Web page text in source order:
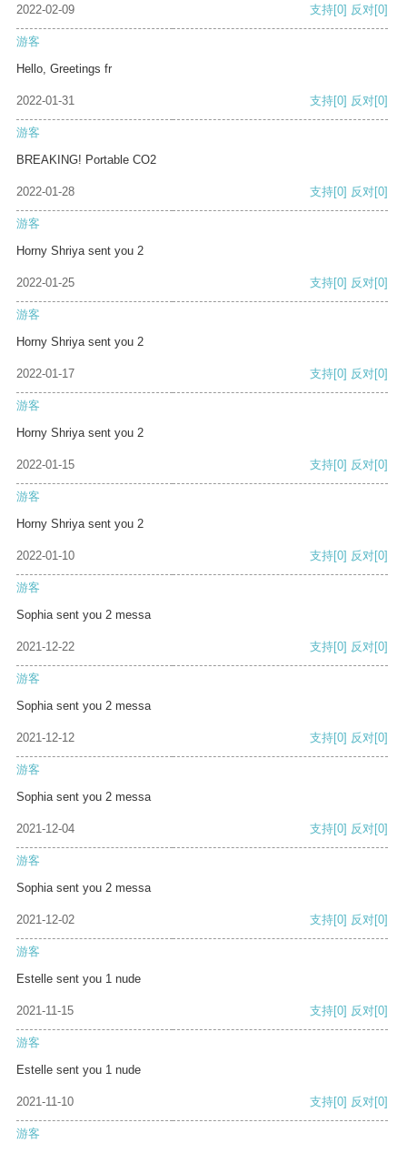
2022-02-09 支持[0] 反对[0]
游客
Hello, Greetings fr
2022-01-31 支持[0] 反对[0]
游客
BREAKING! Portable CO2
2022-01-28 支持[0] 反对[0]
游客
Horny Shriya sent you 2
2022-01-25 支持[0] 反对[0]
游客
Horny Shriya sent you 2
2022-01-17 支持[0] 反对[0]
游客
Horny Shriya sent you 2
2022-01-15 支持[0] 反对[0]
游客
Horny Shriya sent you 2
2022-01-10 支持[0] 反对[0]
游客
Sophia sent you 2 messa
2021-12-22 支持[0] 反对[0]
游客
Sophia sent you 2 messa
2021-12-12 支持[0] 反对[0]
游客
Sophia sent you 2 messa
2021-12-04 支持[0] 反对[0]
游客
Sophia sent you 2 messa
2021-12-02 支持[0] 反对[0]
游客
Estelle sent you 1 nude
2021-11-15 支持[0] 反对[0]
游客
Estelle sent you 1 nude
2021-11-10 支持[0] 反对[0]
游客